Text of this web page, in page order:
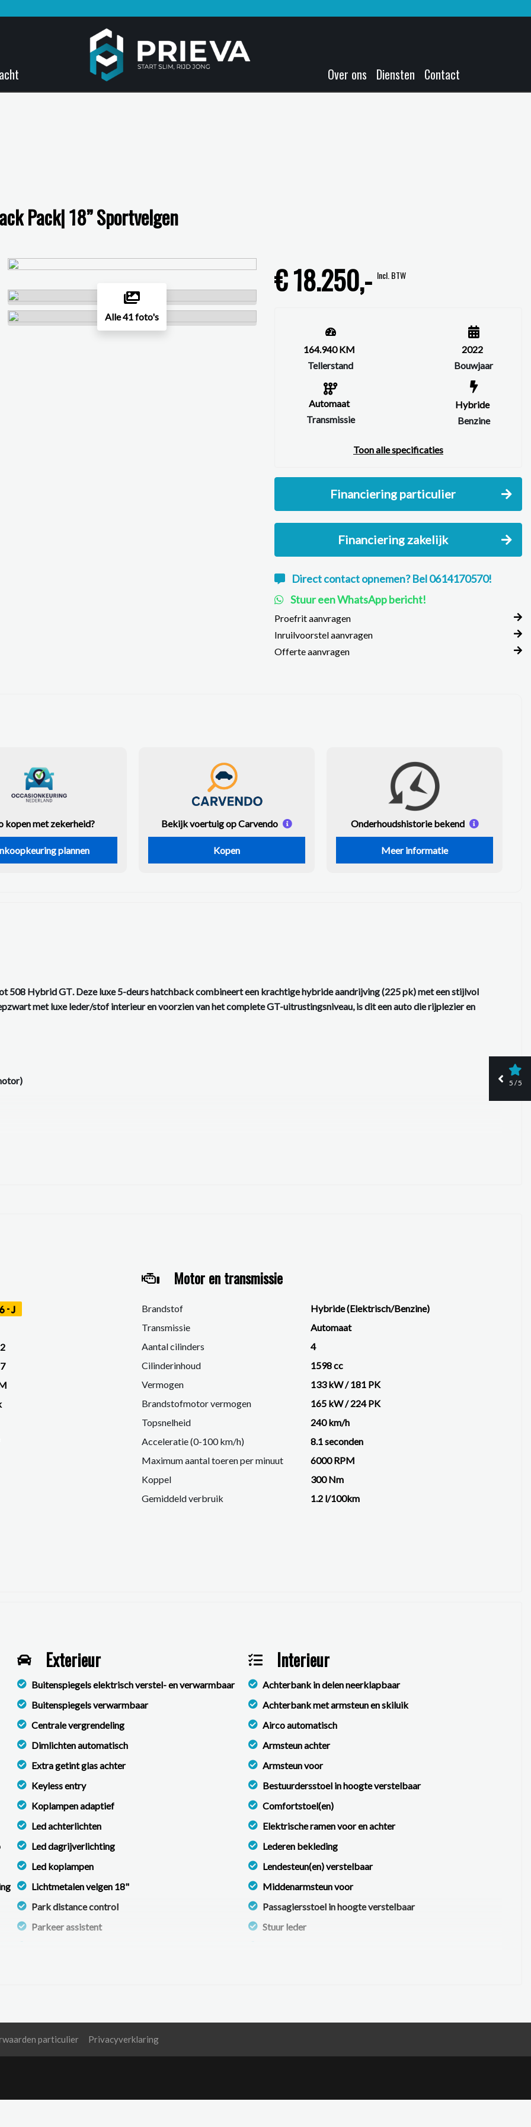
Over ons Diensten Contact
Pack| 18” Sportvelgen
Alle 41 foto's
€ 18.250,- Incl. BTW
164.940 KM
Tellerstand
Automaat
Transmissie
2022
Bouwjaar
Hybride
Benzine
Toon alle specificaties
Financiering particulier
Financiering zakelijk
Direct contact opnemen? Bel 0614170570!
Stuur een WhatsApp bericht!
Proefrit aanvragen
Inruilvoorstel aanvragen
Offerte aanvragen
kopen met zekerheid?
plannen
Bekijk voertuig op Carvendo
Kopen
Onderhoudshistorie bekend
Meer informatie
508 Hybrid GT. Deze luxe 5-deurs hatchback combineert een krachtigehybride aandrijving (225 pk)met een stijlvol
met luxe leder/stof interieur en voorzien van het complete GT-uitrustingsniveau, is dit een auto die rijplezier en
508 Hybrid GT – dé perfecte combinatie van rijplezier en elegantie. 🚗⚡
in deze advertentie correct weer te geven. Er kunnen echter geen rechten worden ontleend aan de verstrekte
informatie maar controleer altijd zelf de zaken welke voor jouw belangrijk zijn en je beslissing zouden kunnen
J
Motor en transmissie
Brandstof
Hybride (Elektrisch/Benzine)
Transmissie
Automaat
Aantal cilinders
4
Cilinderinhoud
1598 cc
Vermogen
133 kW / 181 PK
Brandstofmotor vermogen
165 kW / 224 PK
Topsnelheid
240 km/h
Acceleratie (0-100 km/h)
8.1 seconden
Maximum aantal toeren per minuut
6000 RPM
Koppel
300 Nm
Gemiddeld verbruik
1.2 l/100km
Exterieur
Buitenspiegels elektrisch verstel- en verwarmbaar
Buitenspiegels verwarmbaar
Centrale vergrendeling
Dimlichten automatisch
Extra getint glas achter
Keyless entry
Koplampen adaptief
Led achterlichten
Led dagrijverlichting
Led koplampen
Lichtmetalen velgen 18"
Park distance control
Parkeer assistent
Interieur
Achterbank in delen neerklapbaar
Achterbank met armsteun en skiluik
Airco automatisch
Armsteun achter
Armsteun voor
Bestuurdersstoel in hoogte verstelbaar
Comfortstoel(en)
Elektrische ramen voor en achter
Lederen bekleding
Lendesteun(en) verstelbaar
Middenarmsteun voor
Passagiersstoel in hoogte verstelbaar
Stuur leder
particulier Privacyverklaring
5 / 5